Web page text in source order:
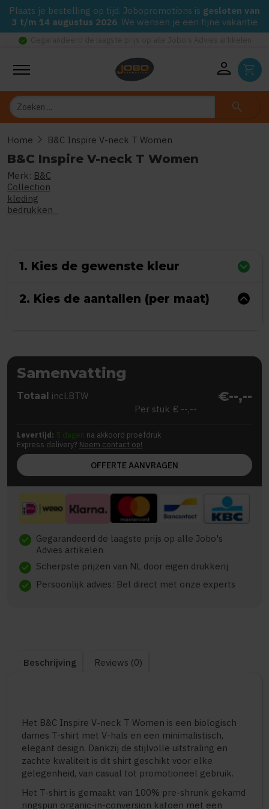
Plaats je bestelling op tijd. Jobopromotions is gesloten van
3 t/m 14 augustus 2026. We wensen je een fijne vakantie
check_circle
person shopping_cart
Zoeken search
Home chevron_right B&C Inspire V-neck T Women
B&C Inspire V-neck T Women
Merk: B&C
Collection
kleding
bedrukken
1. Kies de gewenste kleur
2. Kies de aantallen (per maat)
Samenvatting
Totaal incl.BTW €--,--
Per stuk € --,--
Levertijd: 5 dagen na akkoord proefdruk
Express delivery? Neem contact op!
OFFERTE AANVRAGEN
check Gegarandeerd de laagste prijs op alle Jobo's
Advies artikelen
check Scherpste prijzen van NL door eigen drukkerij
check Persoonlijk advies: Bel direct met onze experts
Beschrijving Reviews (0)
Het B&C Inspire V-neck T Women is een biologisch
dames T-shirt met V-hals en een minimalistisch,
elegant design. Dankzij de stijlvolle uitstraling en
zachte kwaliteit is dit shirt geschikt voor elke
gelegenheid, van casual tot promotioneel gebruik.
Het T-shirt is gemaakt van 100% pre-shrunk gekamd
ringspun organic-in-conversion katoen met een